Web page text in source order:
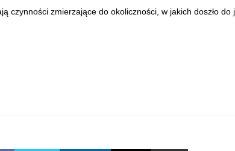
czynności zmierzające do okoliczności, w jakich doszło do